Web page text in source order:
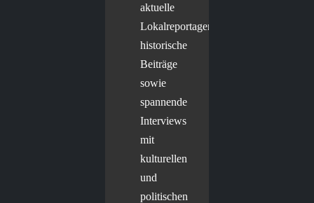
aktuelle
Lokalreportagen,
historische
Beiträge
sowie
spannende
Interviews
mit
kulturellen
und
politischen